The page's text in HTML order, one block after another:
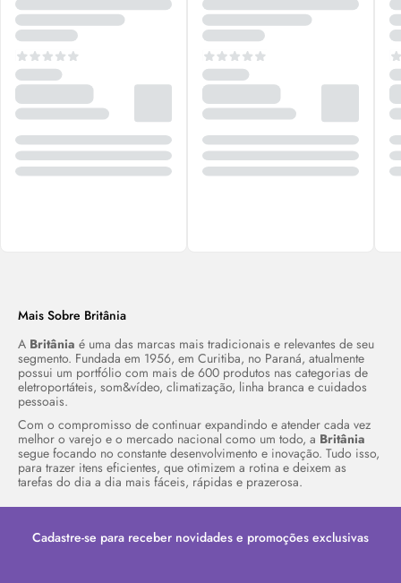
Mais Sobre Britânia
A Britâniaé uma das marcas mais tradicionais e relevantes de seu
segmento. Fundada em 1956, em Curitiba, no Paraná, atualmente
possui um portfólio com mais de 600 produtos nas categorias de
eletroportáteis, som&vídeo, climatização, linha branca e cuidados
pessoais.
Com o compromisso de continuar expandindo e atender cada vez
melhor o varejo e o mercado nacional como um todo, a Britânia
segue focando no constante desenvolvimento e inovação. Tudo isso,
para trazer itens eficientes, que otimizem a rotina e deixem as
tarefas do dia a dia mais fáceis, rápidas e prazerosa.
Cadastre-se para receber novidades e promoções exclusivas